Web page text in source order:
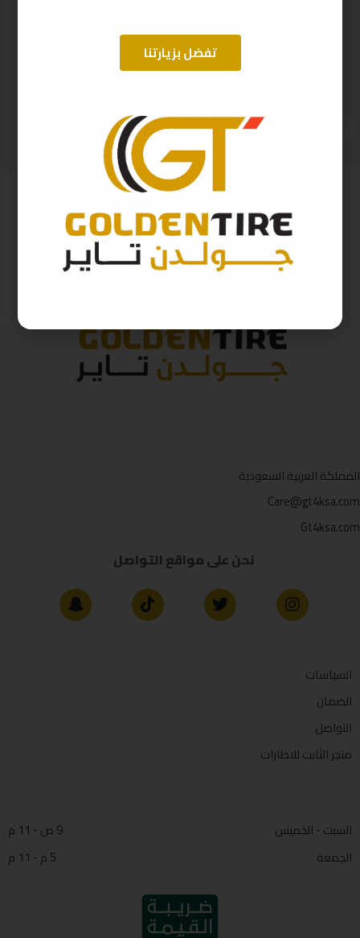
( شامل الضريبة ) 571ر.س 514
المملكة العربية السعودية
Care@gt4ksa.com
Gt4ksa.com
نحن على مواقع التواصل
السياسات
الضمان
التواصل
متجر الثابت للاطارات
السبت - الخميس
9 ص - 11 م
الجمعة
5 م - 11 م
تفضل بزيارتنا